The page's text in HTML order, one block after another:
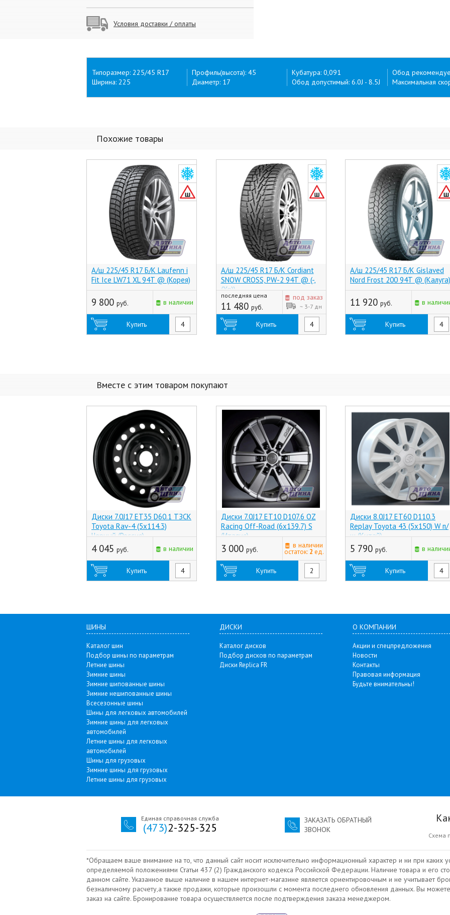
Условия доставки / оплаты
Типоразмер: 225/45 R17
Ширина: 225
Профиль(высота): 45
Диаметр: 17
Кубатура: 0,091
Обод допустимый: 6.0J - 8.5J
Обод
Максимальная
Похожие товары
А/ш 225/45 R17 Б/К Laufenn i
Fit Ice LW71 XL 94T @ (Корея)
9 800 руб. в наличии
Купить
А/ш 225/45 R17 Б/К Cordiant
SNOW CROSS, PW-2 94T @ (-,
(Хр))
последняя цена
11 480 руб.
под заказ
~ 3-7 дн
Купить
А/ш 225/45 R17 Б/К Gislaved
Nord Frost 200 94T @ (Калуга)
11 920 руб. в
Купить
Вместе с этим товаром покупают
Диски 7.0J17 ET35 D60.1 ТЗСК
Toyota Rav-4 (5x114.3)
Черный (Россия)
4 045 руб. в наличии
Купить
Диски 7.0J17 ET10 D107.6 OZ
Racing Off-Road (6x139.7) S
(Италия)
3 000 руб.
в наличии
остаток: 2 ед.
Купить
Диски 8.0J17 ET60 D110.3
Replay Toyota 43 (5x150) W п/
ш (Китай)
5 790 руб. в
Купить
ШИНЫ
Каталог шин
Подбор шины по параметрам
Летние шины
Зимние шины
Зимние шипованные шины
Зимние нешипованные шины
Всесезонные шины
Шины для легковых автомобилей
Зимние шины для легковых
автомобилей
Летние шины для легковых
автомобилей
Шины для грузовых
Зимние шины для грузовых
Летние шины для грузовых
ДИСКИ
Каталог дисков
Подбор дисков по параметрам
Диски Replica FR
О КОМПАНИИ
Акции и спецпредложения
Новости
Контакты
Правовая информация
Будьте внимательны!
Единая справочная служба
(473)2-325-325
ЗАКАЗАТЬ ОБРАТНЫЙ
ЗВОНОК
Схема
*Обращаем ваше внимание на то, что данный сайт носит исключительно информационный характер и ни при каких
определяемой положениями Статьи 437 (2) Гражданского кодекса Российской Федерации. Наличие товара и его
данном сайте. Указанное выше наличие в нашем интернет-магазине является ориентировочным и не учитывает
безналичному расчету‚а также продажи, которые произошли с момента последнего обновления данных. Вы
заказ на сайте. Бронирование товара осуществляется после подтверждения заказа менеджером.